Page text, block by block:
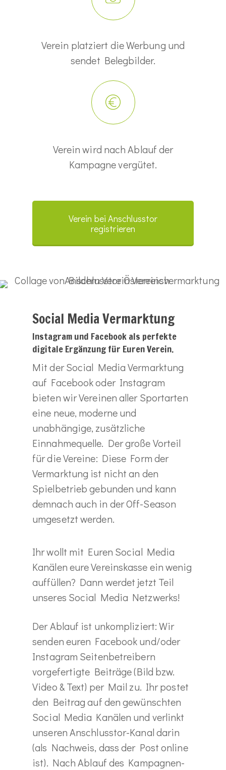
Verein platziert die Werbung und
sendet Belegbilder.
Verein wird nach Ablauf der
Kampagne vergütet.
Verein bei Anschlusstor
registrieren
Social Media Vermarktung
Instagram und Facebook als perfekte
digitale Ergänzung für Euren Verein.
Mit der Social Media Vermarktung
auf Facebook oder Instagram
bieten wir Vereinen aller Sportarten
eine neue, moderne und
unabhängige, zusätzliche
Einnahmequelle. Der große Vorteil
für die Vereine: Diese Form der
Vermarktung ist nicht an den
Spielbetrieb gebunden und kann
demnach auch in der Off-Season
umgesetzt werden.
Ihr wollt mit Euren Social Media
Kanälen eure Vereinskasse ein wenig
auffüllen? Dann werdet jetzt Teil
unseres Social Media Netzwerks!
Der Ablauf ist unkompliziert: Wir
senden euren Facebook und/oder
Instagram Seitenbetreibern
vorgefertigte Beiträge (Bild bzw.
Video & Text) per Mail zu. Ihr postet
den Beitrag auf den gewünschten
Social Media Kanälen und verlinkt
unseren Anschlusstor-Kanal darin
(als Nachweis, dass der Post online
ist). Nach Ablauf des Kampagnen-